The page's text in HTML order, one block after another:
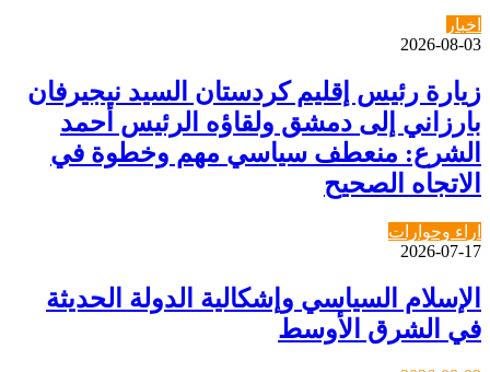
اخبار
2026-08-03
زيارة رئيس إقليم كردستان السيد نيجيرفان
بارزاني إلى دمشق ولقاؤه الرئيس أحمد
الشرع: منعطف سياسي مهم وخطوة في
الاتجاه الصحيح
اراء وحوارات
2026-07-17
الإسلام السياسي وإشكالية الدولة الحديثة
في الشرق الأوسط